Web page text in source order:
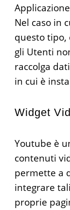
Nel caso in
questo tipo,
gli Utenti
raccolga
in cui è
Widget
Youtube è
contenuti
permette a
integrare
proprie